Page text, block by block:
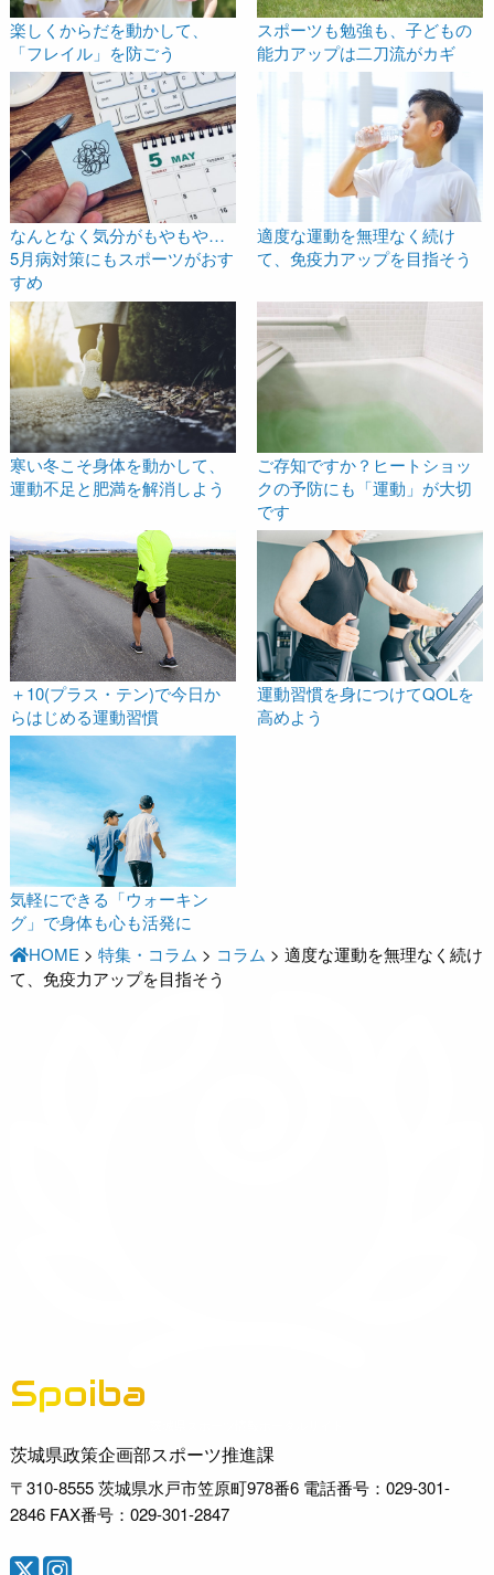
楽しくからだを動かして、
「フレイル」を防ごう
スポーツも勉強も、子どもの
能力アップは二刀流がカギ
なんとなく気分がもやもや…
5月病対策にもスポーツがおす
すめ
適度な運動を無理なく続け
て、免疫力アップを目指そう
寒い冬こそ身体を動かして、
運動不足と肥満を解消しよう
ご存知ですか？ヒートショッ
クの予防にも「運動」が大切
です
＋10(プラス・テン)で今日か
らはじめる運動習慣
運動習慣を身につけてQOLを
高めよう
気軽にできる「ウォーキン
グ」で身体も心も活発に
HOME >特集・コラム > コラム >適度な運動を無理なく続け
て、免疫力アップを目指そう
Spoiba
茨城県政策企画部スポーツ推進課
〒310-8555 茨城県水戸市笠原町978番6 電話番号：029-301-
2846 FAX番号：029-301-2847